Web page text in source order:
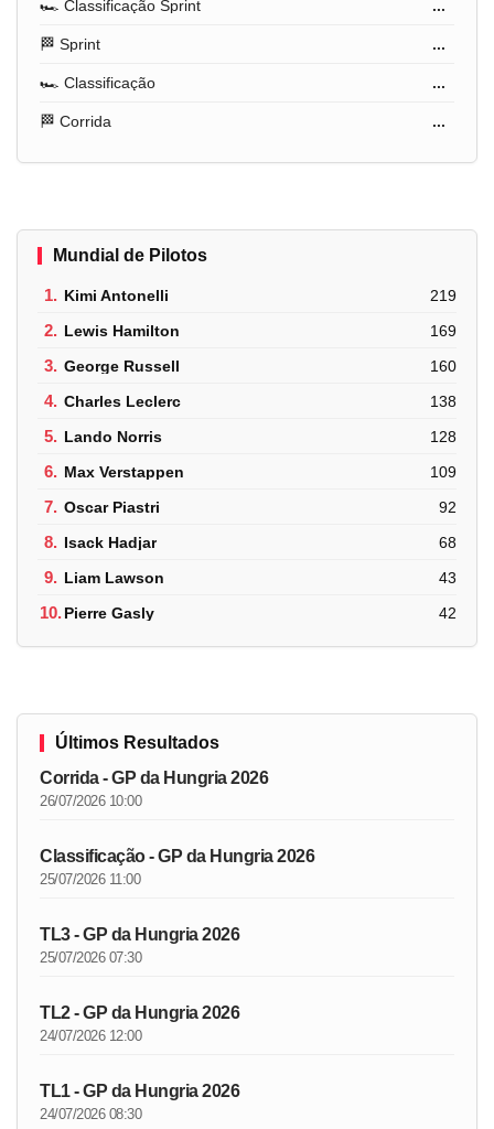
🏎️ Classificação Sprint ...
🏁 Sprint ...
🏎️ Classificação ...
🏁 Corrida ...
Mundial de Pilotos
1. Kimi Antonelli 219
2. Lewis Hamilton 169
3. George Russell 160
4. Charles Leclerc 138
5. Lando Norris 128
6. Max Verstappen 109
7. Oscar Piastri 92
8. Isack Hadjar 68
9. Liam Lawson 43
10.Pierre Gasly 42
Últimos Resultados
Corrida - GP da Hungria 2026
26/07/2026 10:00
Classificação - GP da Hungria 2026
25/07/2026 11:00
TL3 - GP da Hungria 2026
25/07/2026 07:30
TL2 - GP da Hungria 2026
24/07/2026 12:00
TL1 - GP da Hungria 2026
24/07/2026 08:30